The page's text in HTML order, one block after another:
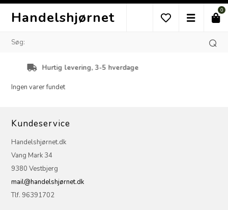
Handelshjørnet 0
levering, 3-5 hverdage
Ingen varer fundet
Kundeservice
Handelshjørnet.dk
Vang Mark 34
9380 Vestbjerg
mail@handelshjørnet.dk
Tlf. 96391702